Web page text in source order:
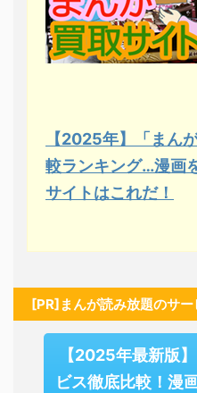
【2025年】「まん
較ランキング…漫画
サイトはこれだ！
[PR]まんが読み放題のサー
【2025年最新版
ビス徹底比較！漫